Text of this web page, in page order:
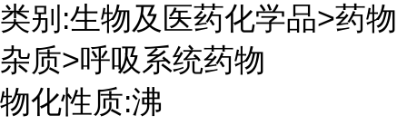
类别:生物及医药化学品>药物
杂质>呼吸系统药物
物化性质:沸